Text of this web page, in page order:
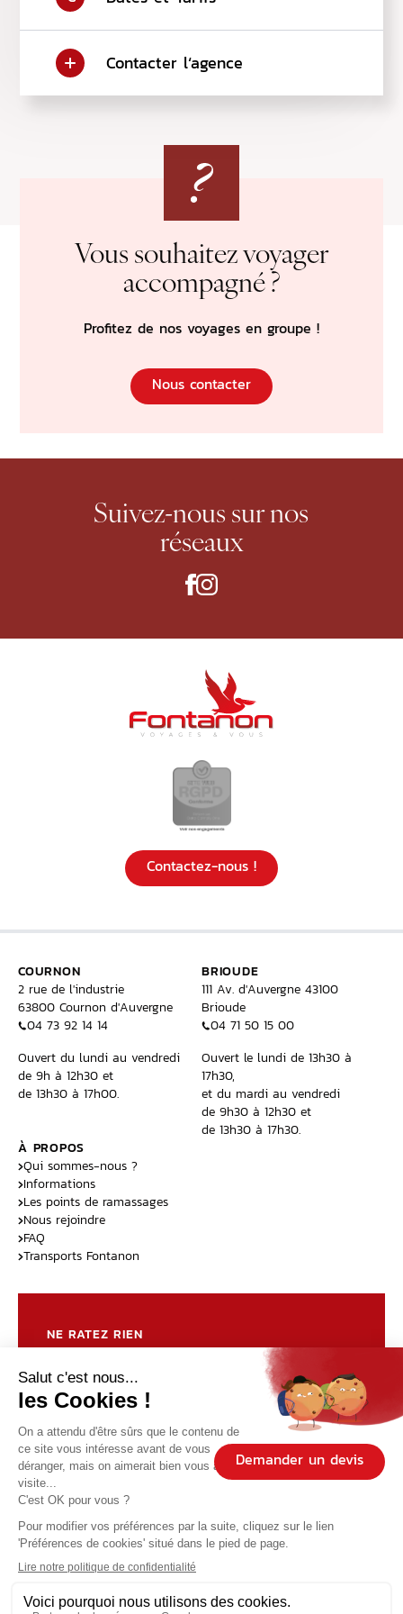
Demander un devis
Contacter l‘agence
Vous souhaitez voyager
accompagné ?
Profitez de nos voyages en groupe !
Nous contacter
Suivez-nous sur nos
réseaux
Contactez-nous !
COURNON
2 rue de l'industrie
63800 Cournon d'Auvergne
04 73 92 14 14
Ouvert du lundi au vendredi
de 9h à 12h30 et
de 13h30 à 17h00.
BRIOUDE
111 Av. d'Auvergne 43100
Brioude
04 71 50 15 00
Ouvert le lundi de 13h30 à
17h30,
et du mardi au vendredi
de 9h30 à 12h30 et
de 13h30 à 17h30.
À PROPOS
Qui sommes-nous ?
Informations
Les points de ramassages
Nous rejoindre
FAQ
Transports Fontanon
NE RATEZ RIEN
Abonnez-vous à notre newsletter mensuelle pour
connaître tous nos bons plans et nouveautés !
J’accepte de recevoir la newsletter Fontanon Voyages.
Lire la politique de confidentialité
Copyright © 2026 FONTANON VOYAGES
Mentions Légales